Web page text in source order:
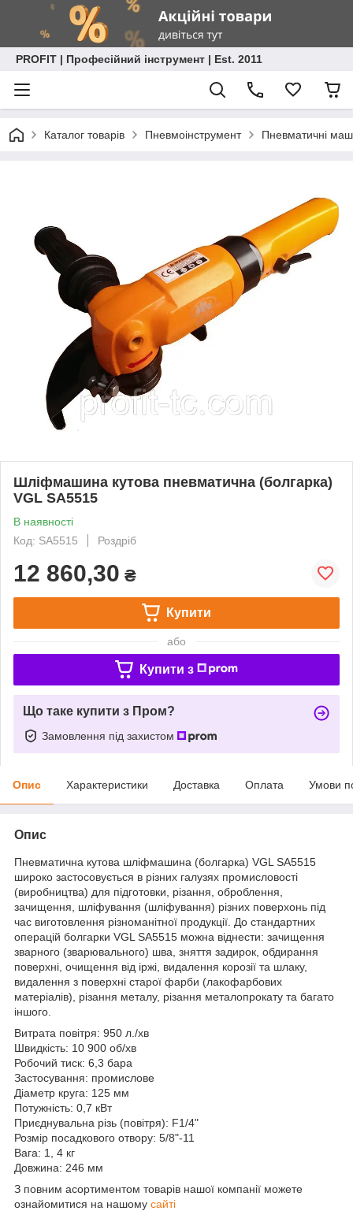
PROFIT | Професійний інструмент | Est. 2011
Каталог товарів Пневмоінструмент Пневматичні
Шліфмашина кутова пневматична (болгарка)
VGL SA5515
В наявності
Код: SA5515
Роздріб
12 860,30 ₴
Купити
або
Купити з
Що таке купити з Пром?
Замовлення під захистом
Опис Характеристики Доставка Оплата Умови
Опис
Пневматична кутова шліфмашина (болгарка) VGL SA5515
широко застосовується в різних галузях промисловості
(виробництва) для підготовки, різання, оброблення,
зачищення, шліфування (шліфування) різних поверхонь під
час виготовлення різноманітної продукції. До стандартних
операцій болгарки VGL SA5515 можна віднести: зачищення
зварного (зварювального) шва, зняття задирок, обдирання
поверхні, очищення від іржі, видалення корозії та шлаку,
видалення з поверхні старої фарби (лакофарбових
матеріалів), різання металу, різання металопрокату та багато
іншого.
Витрата повітря: 950 л./хв
Швидкість: 10 900 об/хв
Робочий тиск: 6,3 бара
Застосування: промислове
Діаметр круга: 125 мм
Потужність: 0,7 кВт
Приєднувальна різь (повітря): F1/4"
Розмір посадкового отвору: 5/8"-11
Вага: 1, 4 кг
Довжина: 246 мм
З повним асортиментом товарів нашої компанії можете
ознайомитися на нашому сайті